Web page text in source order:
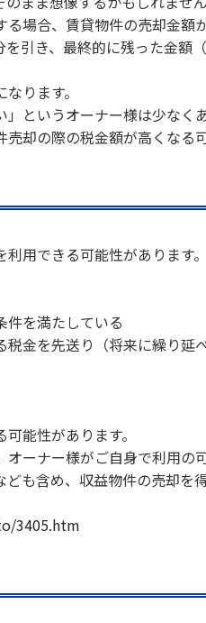
場合、賃貸物件の売却金額
引き、最終的に残った金額
ります。
というオーナー様は少なく
却の際の税金額が高くな
用できる可能性があります。
件を満たしている
金を先送り（将来に繰り延
能性があります。
ーナー様がご自身で利用の
も含め、収益物件の売却を
3405.htm